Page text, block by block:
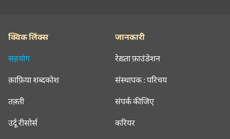
क्विक लिंक्स
सहयोग
क़ाफ़िया शब्दकोश
तक़्ती
उर्दू रीसोर्स
जानकारी
रेख़्ता फ़ाउंडेशन
संस्थापक : परिचय
संपर्क कीजिए
करियर